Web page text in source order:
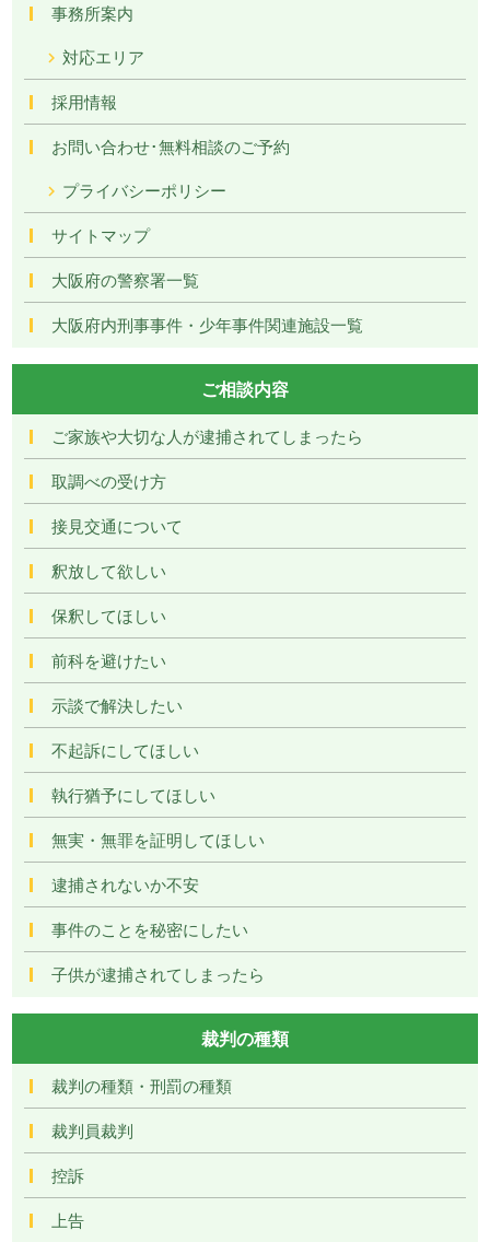
事務所案内
対応エリア
採用情報
お問い合わせ･無料相談のご予約
プライバシーポリシー
サイトマップ
大阪府の警察署一覧
大阪府内刑事事件・少年事件関連施設一覧
ご相談内容
ご家族や大切な人が逮捕されてしまったら
取調べの受け方
接見交通について
釈放して欲しい
保釈してほしい
前科を避けたい
示談で解決したい
不起訴にしてほしい
執行猶予にしてほしい
無実・無罪を証明してほしい
逮捕されないか不安
事件のことを秘密にしたい
子供が逮捕されてしまったら
裁判の種類
裁判の種類・刑罰の種類
裁判員裁判
控訴
上告